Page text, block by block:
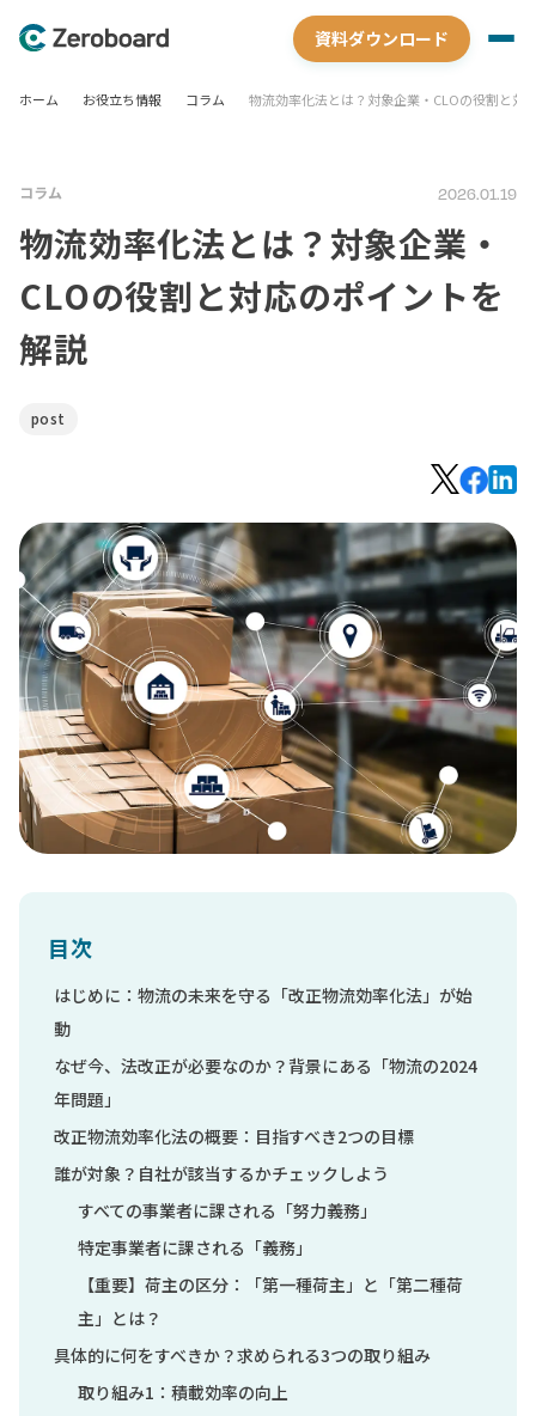
資料ダウンロード
ホーム お役立ち情報 コラム 物流効率化法とは？対象企業・CLOの役割と対
コラム 2026.01.19
物流効率化法とは？対象企業・
CLOの役割と対応のポイントを
解説
post
目次
はじめに：物流の未来を守る「改正物流効率化法」が始
動
なぜ今、法改正が必要なのか？背景にある「物流の2024
年問題」
改正物流効率化法の概要：目指すべき2つの目標
誰が対象？自社が該当するかチェックしよう
すべての事業者に課される「努力義務」
特定事業者に課される「義務」
【重要】荷主の区分：「第一種荷主」と「第二種荷
主」とは？
具体的に何をすべきか？求められる3つの取り組み
取り組み1：積載効率の向上